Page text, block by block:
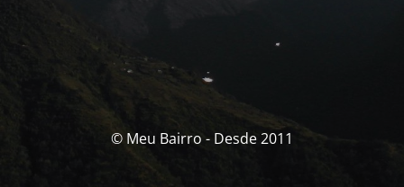
© Meu Bairro - Desde 2011